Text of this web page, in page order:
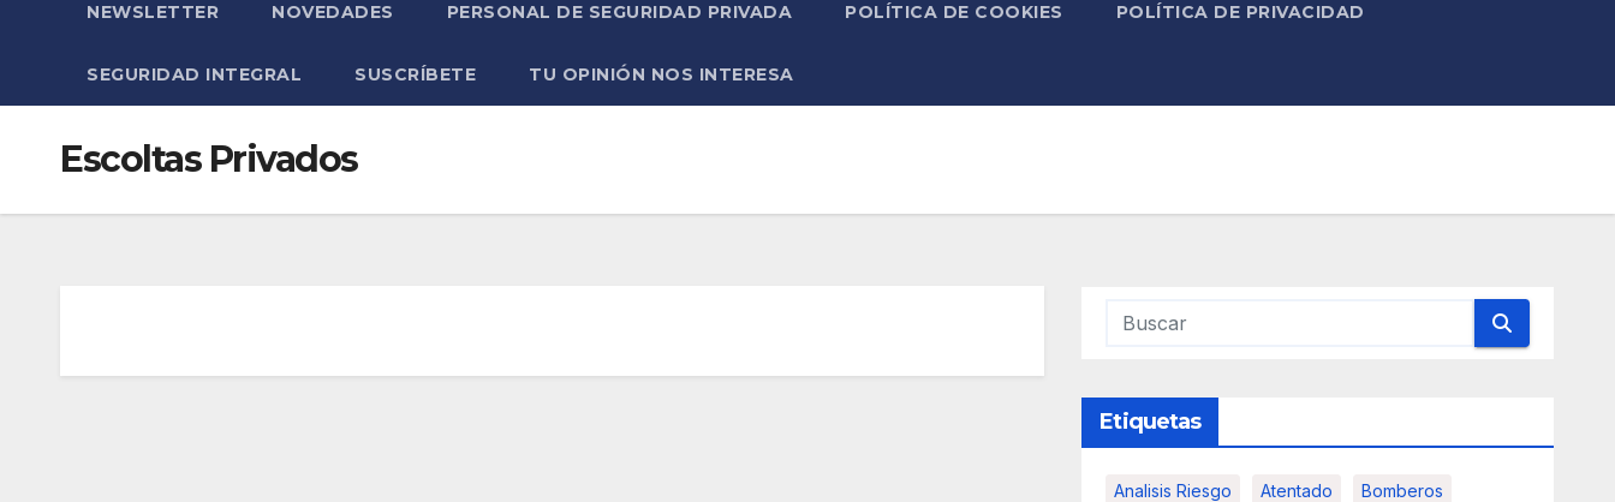
NEWSLETTER NOVEDADES PERSONAL DE SEGURIDAD PRIVADA POLÍTICA DE COOKIES POLÍTICA DE PRIVACIDAD
SEGURIDAD INTEGRAL SUSCRÍBETE TU OPINIÓN NOS INTERESA
Escoltas Privados
Etiquetas
Analisis Riesgo Atentado Bomberos